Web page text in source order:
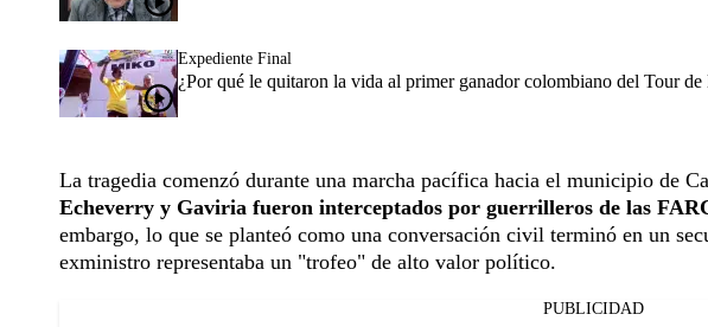
Expediente Final
¿Por qué le quitaron la vida al primer ganador colombiano del Tour
La tragedia comenzó durante una marcha pacífica hacia el municipio de
Echeverry y Gaviria fueron interceptados por guerrilleros de las
embargo, lo que se planteó como una conversación civil terminó en un
exministro representaba un "trofeo" de alto valor político.
PUBLICIDAD